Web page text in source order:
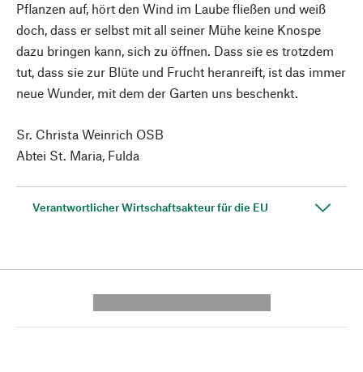
Pflanzen auf, hört den Wind im Laube fließen und weiß
doch, dass er selbst mit all seiner Mühe keine Knospe
dazu bringen kann, sich zu öffnen. Dass sie es trotzdem
tut, dass sie zur Blüte und Frucht heranreift, ist das immer
neue Wunder, mit dem der Garten uns beschenkt.
Sr. Christa Weinrich OSB
Abtei St. Maria, Fulda
Verantwortlicher Wirtschaftsakteur für die EU